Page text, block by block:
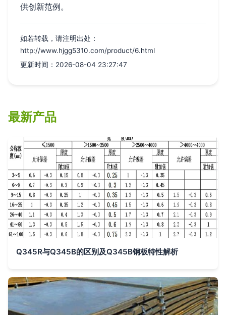
供创新范例。
如若转载，请注明出处：
http://www.hjgg5310.com/product/6.html
更新时间：2026-08-04 23:27:47
最新产品
Q345R与Q345B的区别及Q345B钢板特性解析